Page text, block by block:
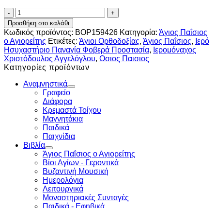
Σκεύος
Εκλογής
ποσότητα
Προσθήκη στο καλάθι
Κωδικός προϊόντος: BOP159426 Κατηγορία: Άγιος Παΐσιος
ο Αγιορείτης Ετικέτες: Άγιοι Ορθοδοξίας, Άγιος Παΐσιος, Ιερό
Ησυχαστήριο Παναγία Φοβερά Προστασία, Ιερομόναχος
Χριστόδουλος Αγγελόγλου, Οσιος Παισιος
Κατηγορίες προϊόντων
Αναμνηστικά
Γραφείο
Διάφορα
Κρεμαστά Τοίχου
Μαγνητάκια
Παιδικά
Παιχνίδια
Βιβλία
Άγιος Παΐσιος ο Αγιορείτης
Βίοι Αγίων - Γεροντικά
Βυζαντινή Μουσική
Ημερολόγια
Λειτουργικά
Μοναστηριακές Συνταγές
Παιδικά - Εφηβικά